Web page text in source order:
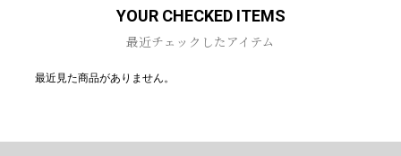
YOUR CHECKED ITEMS
最近チェックしたアイテム
最近見た商品がありません。